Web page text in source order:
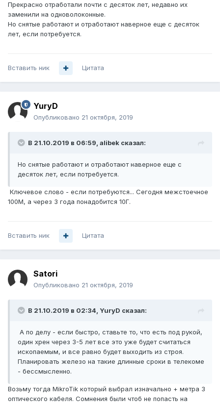
Прекрасно отработали почти с десяток лет, недавно их
заменили на одноволоконные.
Но снятые работают и отработают наверное еще с десяток
лет, если потребуется.
Вставить ник Цитата
YuryD
Опубликовано 21 октября, 2019
В 21.10.2019 в 06:59, alibek сказал:
Но снятые работают и отработают наверное еще с
десяток лет, если потребуется.
Ключевое слово - если потребуются... Сегодня межстоечное
100М, а через 3 года понадобится 10Г.
Вставить ник Цитата
Satori
Опубликовано 21 октября, 2019
В 21.10.2019 в 02:34, YuryD сказал:
А по делу - если быстро, ставьте то, что есть под рукой,
один хрен через 3-5 лет все это уже будет считаться
ископаемым, и все равно будет выходить из строя.
Планировать железо на такие длинные сроки в телекоме
- бессмысленно.
Возьму тогда MikroTik который выбрал изначально + метра 3
оптического кабеля. Сомнения были чтоб не попасть на